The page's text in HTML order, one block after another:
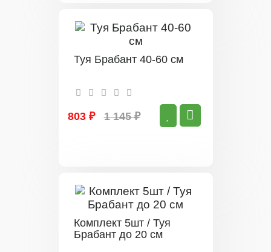
Туя Брабант 40-60 см
803 ₽ 1 145 ₽
Комплект 5шт / Туя
Брабант до 20 см